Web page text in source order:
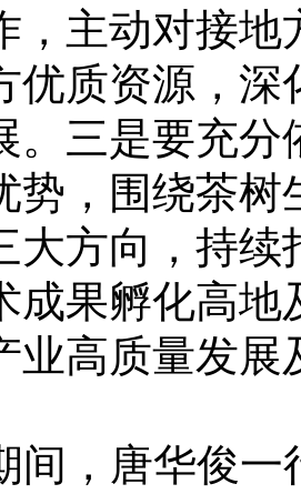
，主动对接
优质资源，
。三是要充
势，围绕茶
大方向，持
成果孵化高
业高质量发
间，唐华俊